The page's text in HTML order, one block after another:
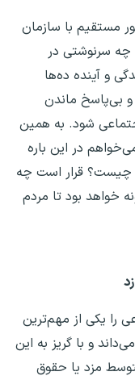
نفر به طور مستقیم با سازمان
چه سرنوشتی در
و آینده ده‌ها
بی‌پاسخ ماندن
شود. به همین
در این باره
چیست؟ قرار است چه
خواهد بود تا مردم
اجتماعی را یکی از مهم‌ترین
و با گریز به این
مزد یا حقوق